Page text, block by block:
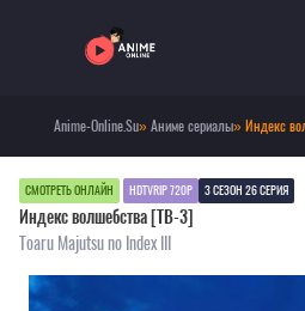
Anime-Online.Su»Аниме сериалы» Индекс
СМОТРЕТЬ ОНЛАЙН HDTVRIP 720P 3 СЕЗОН 26 СЕРИЯ
Индекс волшебства [ТВ-3]
Toaru Majutsu no Index III